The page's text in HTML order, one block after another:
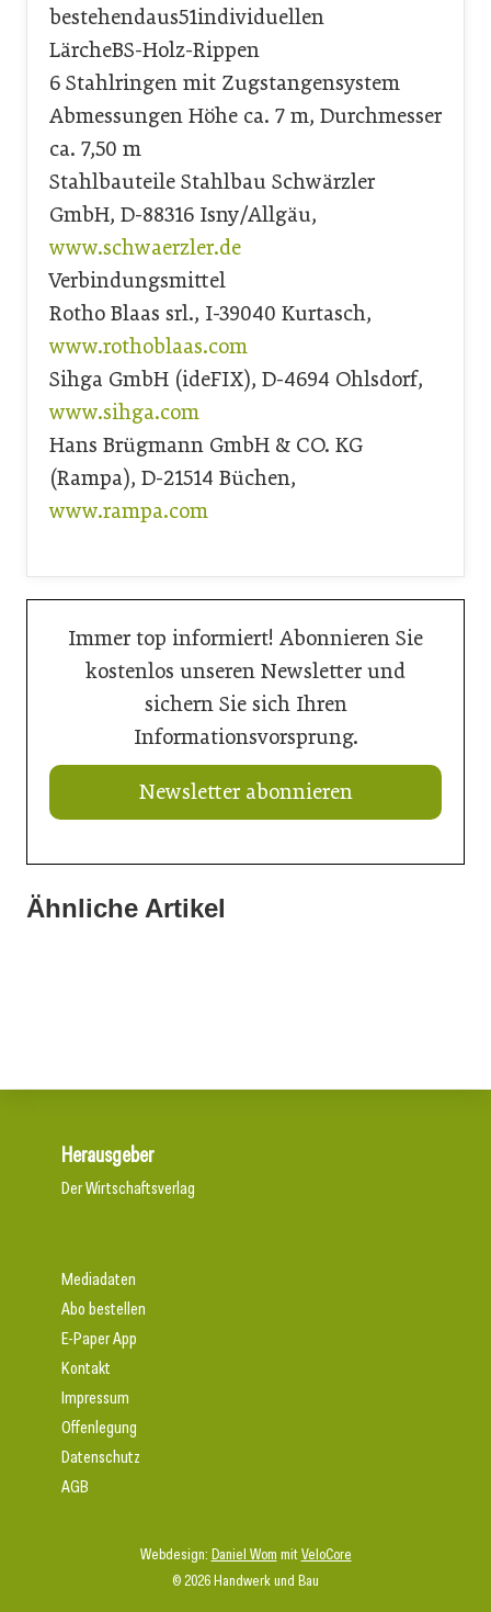
bestehendaus51individuellen
LärcheBS-Holz-Rippen
6 Stahlringen mit Zugstangensystem
Abmessungen Höhe ca. 7 m, Durchmesser
ca. 7,50 m
Stahlbauteile Stahlbau Schwärzler
GmbH, D-88316 Isny/Allgäu,
www.schwaerzler.de
Verbindungsmittel
Rotho Blaas srl., I-39040 Kurtasch,
www.rothoblaas.com
Sihga GmbH (ideFIX), D-4694 Ohlsdorf,
www.sihga.com
Hans Brügmann GmbH & CO. KG
(Rampa), D-21514 Büchen,
www.rampa.com
Immer top informiert! Abonnieren Sie
kostenlos unseren Newsletter und
sichern Sie sich Ihren
Informationsvorsprung.
Newsletter abonnieren
Ähnliche Artikel
21. Juli 2026
Herausgeber
Der Wirtschaftsverlag
© 2026 Handwerk und Bau
Webdesign: Daniel Wom mitVeloCore
Mediadaten
Abo bestellen
E-Paper App
Kontakt
Impressum
Offenlegung
Datenschutz
AGB